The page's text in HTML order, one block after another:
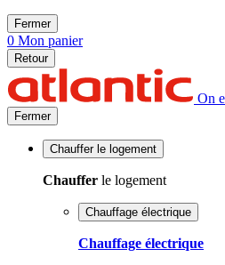
Fermer
0 Mon panier
Retour
On
Fermer
Chauffer le logement
Chauffer le logement
Chauffage électrique
Chauffage électrique